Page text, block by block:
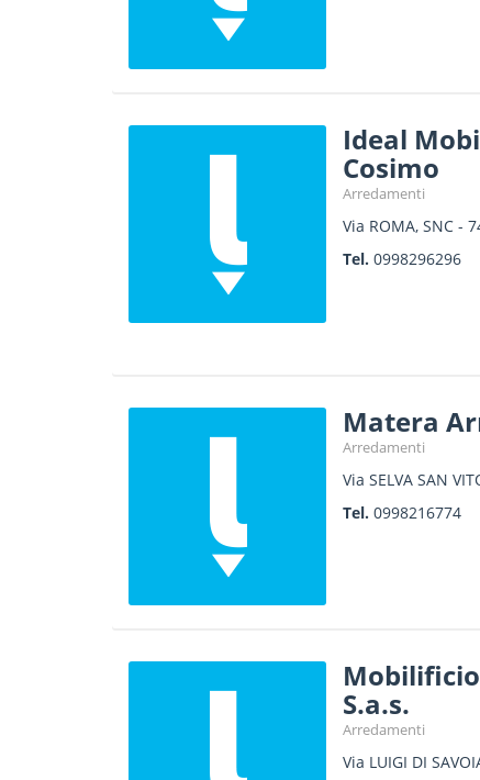
Ideal
Cosimo
Arredamenti
Via ROMA, SNC-
Tel. 0998296296
Matera
Arredamenti
Via SELVA SAN
Tel. 0998216774
Mobilificio
S.a.s.
Arredamenti
Via LUIGI DI